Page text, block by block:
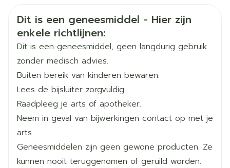
lever, hepatitis C genoemd).
U neemt een geneesmiddel ciclosporine
genoemd (wordt bijvoorbeeld gebruikt na
orgaantransplantaties).
U bent zwanger of u geeft borstvoeding. Als u
zwanger wordt terwijl u
Ezetimibe/Rosuvastatin Sandoz gebruikt, stop dan
onmiddellijk met het gebruik ervan en
vertel het uw arts. Vrouwen moeten vermijden
dat ze zwanger worden tijdens de behandeling
met dit geneesmiddel met behulp van geschikte
Merken Sandoz
Breedte 73 mm
Lengte 135 mm
Diepte 60 mm
Actieve
Ingrediënten
ezetimibe, rosuvastatine
calcium
Veiligheidsinformatie
Dit is een geneesmiddel - Hier zijn
enkele richtlijnen:
Dit is een geneesmiddel, geen langdurig gebruik
zonder medisch advies.
Buiten bereik van kinderen bewaren.
Lees de bijsluiter zorgvuldig.
Raadpleeg je arts of apotheker.
Neem in geval van bijwerkingen contact op met je
arts.
Geneesmiddelen zijn geen gewone producten. Ze
kunnen nooit teruggenomen of geruild worden.